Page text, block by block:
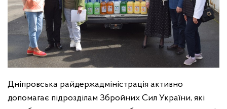
Дніпровська райдержадміністрація активно
допомагає підрозділам Збройних Сил України, які